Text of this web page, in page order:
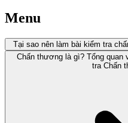
Menu
Tại sao nên làm bài kiểm tra
Chấn thương là gì? Tổng quan
tra Chấn